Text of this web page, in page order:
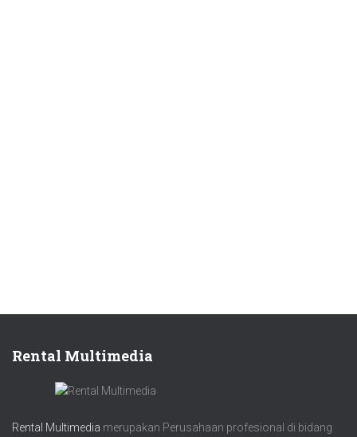
Rental Multimedia
Rental Multimedia merupakan Perusahaan profesional di bidang